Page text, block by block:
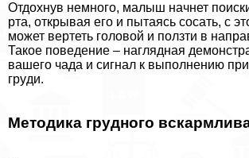
Отдохнув немного, малыш начнет
рта, открывая его и пытаясь сосать, с
может вертеть головой и ползти в
Такое поведение – наглядная
вашего чада и сигнал к выполнению
гpyди.
Методика грудного